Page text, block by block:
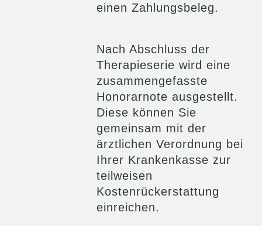
einen Zahlungsbeleg.
Nach Abschluss der
Therapieserie wird eine
zusammengefasste
Honorarnote ausgestellt.
Diese können Sie
gemeinsam mit der
ärztlichen Verordnung bei
Ihrer Krankenkasse zur
teilweisen
Kostenrückerstattung
einreichen.